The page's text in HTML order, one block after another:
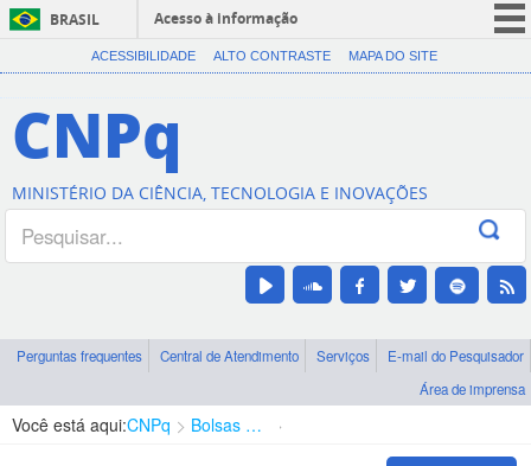
BRASIL
Acesso à informação
CORONAVÍRUS (COVID-19)
Canais
ACESSIBILIDADE ALTO CONTRASTE MAPA DO SITE
CNPq
MINISTÉRIO DA CIÊNCIA, TECNOLOGIA E INOVAÇÕES
Perguntas frequentes Central de Atendimento Serviços
E-mail do Pesquisador
Área de imprensa
Você está aqui:CNPq Bolsas e Auxílios Vigentes